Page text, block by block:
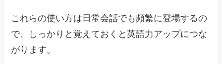
これらの使い方は日常会話でも頻繁に登場するの
で、しっかりと覚えておくと英語力アップにつな
がります。